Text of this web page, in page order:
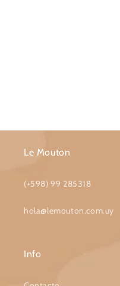
Le Mouton
(+598) 99 285318
hola@lemouton.com.uy
Info